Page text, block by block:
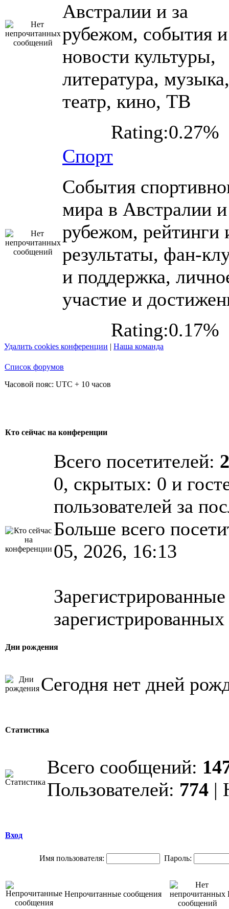
Австралии и за
рубежом, события и
новости культуры,
литература, музыка,
театр, кино, ТВ
Rating:0.27%
Спорт
События
мира в Австралии и
рубежом, рейтинги
результаты, фан-
и поддержка,
участие и
Rating:0.17%
Удалить cookies конференции | Наша команда
Список форумов
Часовой пояс: UTC + 10 часов
Кто сейчас на конференции
Всего посетителей:
0, скрытых: 0 и
пользователей за
Больше всего
05, 2026, 16:13
зарегистрированных
Дни рождения
Сегодня нет дней
Статистика
Всего сообщений:
Пользователей: 774 |
Вход
Имя пользователя: Пароль:
Непрочитанные сообщения